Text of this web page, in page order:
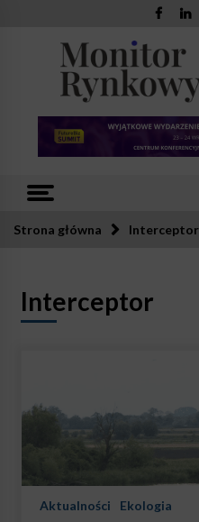
Strona główna Interceptor
Interceptor
Aktualności
Ekologia